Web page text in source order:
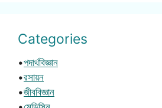
Categories
•পদার্থবিজ্ঞান
•রসায়ন
•জীববিজ্ঞান